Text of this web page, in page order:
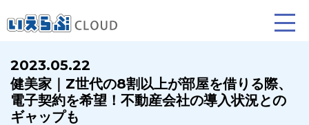
賃貸仲介
業務向け機能
売買仲介 賃貸管理
2023.05.22
健美家｜Z世代の8割以上が部屋を借りる際、
電子契約を希望！不動産会社の導入状況との
ギャップも